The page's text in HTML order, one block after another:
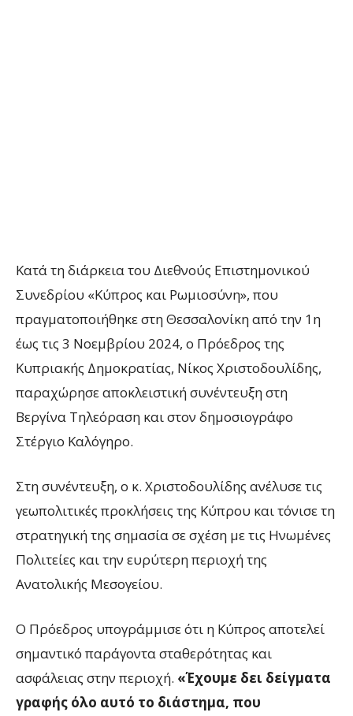
Κατά τη διάρκεια του Διεθνούς Επιστημονικού
Συνεδρίου «Κύπρος και Ρωμιοσύνη», που
πραγματοποιήθηκε στη Θεσσαλονίκη από την 1η
έως τις 3 Νοεμβρίου 2024, ο Πρόεδρος της
Κυπριακής Δημοκρατίας, Νίκος Χριστοδουλίδης,
παραχώρησε αποκλειστική συνέντευξη στη
Βεργίνα Τηλεόραση και στον δημοσιογράφο
Στέργιο Καλόγηρο.
Στη συνέντευξη, ο κ. Χριστοδουλίδης ανέλυσε τις
γεωπολιτικές προκλήσεις της Κύπρου και τόνισε τη
στρατηγική της σημασία σε σχέση με τις Ηνωμένες
Πολιτείες και την ευρύτερη περιοχή της
Ανατολικής Μεσογείου.
Ο Πρόεδρος υπογράμμισε ότι η Κύπρος αποτελεί
σημαντικό παράγοντα σταθερότητας και
ασφάλειας στην περιοχή. «Έχουμε δει δείγματα
γραφής όλο αυτό το διάστημα, που